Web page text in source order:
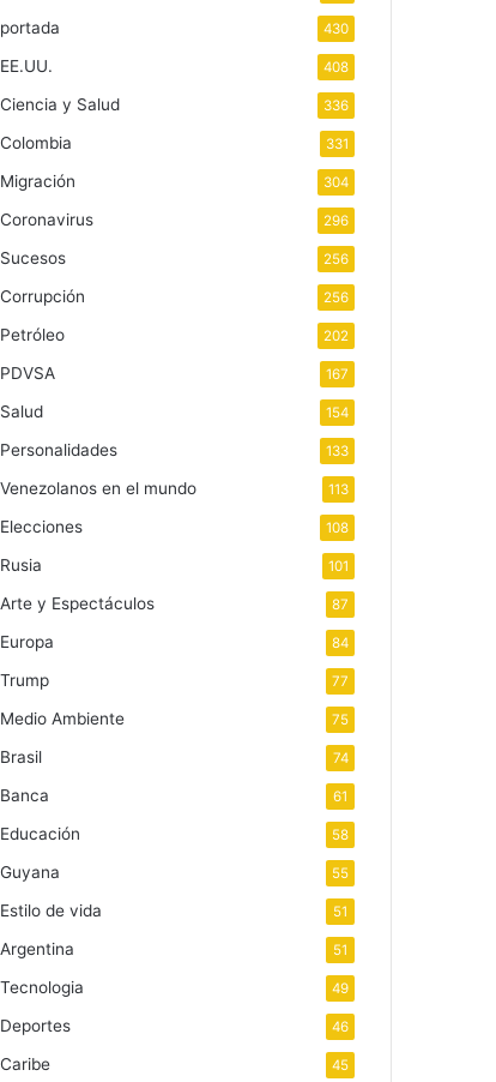
portada 430
EE.UU. 408
Ciencia y Salud 336
Colombia 331
Migración 304
Coronavirus 296
Sucesos 256
Corrupción 256
Petróleo 202
PDVSA 167
Salud 154
Personalidades 133
Venezolanos en el mundo 113
Elecciones 108
Rusia 101
Arte y Espectáculos 87
Europa 84
Trump 77
Medio Ambiente 75
Brasil 74
Banca 61
Educación 58
Guyana 55
Estilo de vida 51
Argentina 51
Tecnologia 49
Deportes 46
Caribe 45